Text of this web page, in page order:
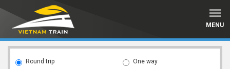
MENU
Round trip One way